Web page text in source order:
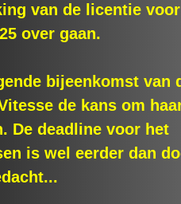
van de licentie voor
over gaan.
bijeenkomst van
de kans om
De deadline voor het
is wel eerder dan